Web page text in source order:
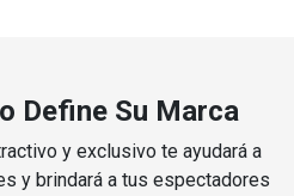
Define Su Marca
y exclusivo te ayudará a
y brindará a tus espectadores